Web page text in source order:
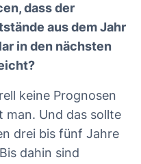
dass der
aus dem Jahr
in den nächsten
keine Prognosen
man. Und das sollte
drei bis fünf Jahre
dahin sind